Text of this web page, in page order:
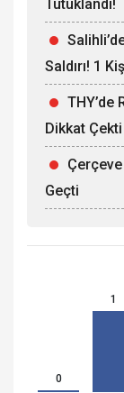
Tutuklandı!
Saldırı! 1
THY’de
Dikkat Çekti
Geçti
0
1